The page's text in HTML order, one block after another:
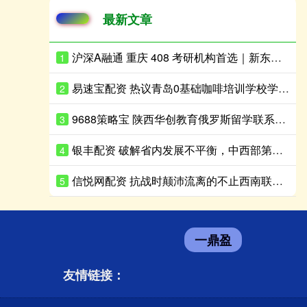
最新文章
1 沪深A融通 重庆 408 考研机构首选｜新东方本地化集训营，统考高分上岸指南
2 易速宝配资 热议青岛0基础咖啡培训学校学费，结合排行榜选韩式咖啡培训靠谱吗
3 9688策略宝 陕西华创教育俄罗斯留学联系指南
4 银丰配资 破解省内发展不平衡，中西部第一大省要用新手段
5 信悦网配资 抗战时颠沛流离的不止西南联大，作家重走十所大学内迁路
一鼎盈
友情链接：